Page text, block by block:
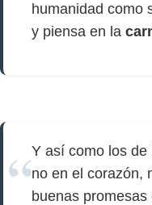
humanidad como
y piensa en la
Y así como los
no en el corazón,
buenas